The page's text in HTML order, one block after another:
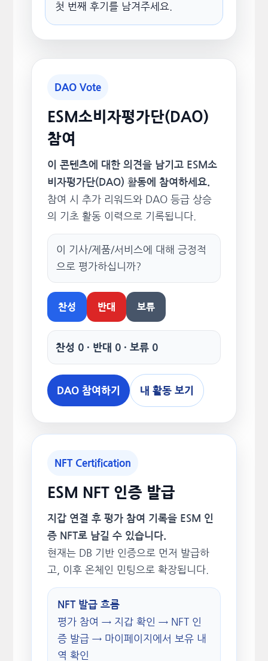
첫 번째 후기를 남겨주세요.
DAO Vote
ESM소비자평가단(DAO)
참여
이 콘텐츠에 대한 의견을 남기고 ESM소
비자평가단(DAO) 활동에 참여하세요.
참여 시 추가 리워드와 DAO 등급 상승
의 기초 활동 이력으로 기록됩니다.
이 기사/제품/서비스에 대해 긍정적
으로 평가하십니까?
찬성 반대 보류
찬성 0 · 반대 0 · 보류 0
DAO 참여하기 내 활동 보기
NFT Certification
ESM NFT 인증 발급
지갑 연결 후 평가 참여 기록을 ESM 인
증 NFT로 남길 수 있습니다.
현재는 DB 기반 인증으로 먼저 발급하
고, 이후 온체인 민팅으로 확장됩니다.
NFT 발급 흐름
평가 참여 → 지갑 확인 → NFT 인
증 발급 → 마이페이지에서 보유 내
역 확인